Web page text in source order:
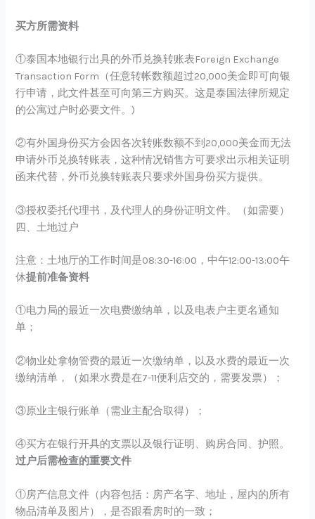
买方所需资料
①泰国本地银行出具的外币兑换转账表Foreign Exchange
Transaction Form（任意转帐数额超过20,000美金即可向银
行申请，此文件甚至可向第三方购买。这是泰国法律所规定
的公寓过户时必要文件。)
②有外国身份买方会因各次转账数额不到20,000美金而无法
申请外币兑换转账表，这种情况销售方可要求出示相关证明
函来代替，外币兑换转账表只要求外国身份买方提供。
③授权委托代理书，及代理人的身份证明文件。（如需要）
四、土地过户
注意：土地厅的工作时间是08:30-16:00，中午12:00-13:00午
休提前准备资料
①电力局的最近一次电费缴纳单，以及电表户主更名通知
单；
②物业处拿物管费的最近一次缴纳单，以及水费的最近一次
缴纳清单，（如果水费是在7-11便利店交的，需要发票）；
③原业主银行账单（需业主配合取得）；
④买方在银行开具的支票以及银行证明、购房合同、护照。
过户后需检查的重要文件
①房产信息文件（内容包括：房产名字、地址，屋内的所有
物品清单及图片），是否跟看房时的一致；